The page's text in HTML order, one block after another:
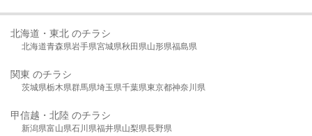
北海道・東北 のチラシ
北海道青森県岩手県宮城県秋田県山形県福島県
関東 のチラシ
茨城県栃木県群馬県埼玉県千葉県東京都神奈川県
甲信越・北陸 のチラシ
新潟県富山県石川県福井県山梨県長野県